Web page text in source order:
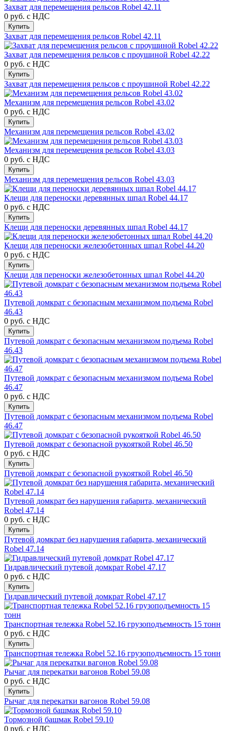
Захват для перемещения рельсов Robel 42.11
0 руб. с НДС
Купить
Захват для перемещения рельсов Robel 42.11
Захват для перемещения рельсов с проушиной Robel 42.22
0 руб. с НДС
Купить
Захват для перемещения рельсов с проушиной Robel 42.22
Механизм для перемещения рельсов Robel 43.02
0 руб. с НДС
Купить
Механизм для перемещения рельсов Robel 43.02
Механизм для перемещения рельсов Robel 43.03
0 руб. с НДС
Купить
Механизм для перемещения рельсов Robel 43.03
Клещи для переноски деревянных шпал Robel 44.17
0 руб. с НДС
Купить
Клещи для переноски деревянных шпал Robel 44.17
Клещи для переноски железобетонных шпал Robel 44.20
0 руб. с НДС
Купить
Клещи для переноски железобетонных шпал Robel 44.20
Путевой домкрат с безопасным механизмом подъема Robel
46.43
0 руб. с НДС
Купить
Путевой домкрат с безопасным механизмом подъема Robel
46.43
Путевой домкрат с безопасным механизмом подъема Robel
46.47
0 руб. с НДС
Купить
Путевой домкрат с безопасным механизмом подъема Robel
46.47
Путевой домкрат с безопасной рукояткой Robel 46.50
0 руб. с НДС
Купить
Путевой домкрат с безопасной рукояткой Robel 46.50
Путевой домкрат без нарушения габарита, механический
Robel 47.14
0 руб. с НДС
Купить
Путевой домкрат без нарушения габарита, механический
Robel 47.14
Гидравлический путевой домкрат Robel 47.17
0 руб. с НДС
Купить
Гидравлический путевой домкрат Robel 47.17
Транспортная тележка Robel 52.16 грузоподъемность 15 тонн
0 руб. с НДС
Купить
Транспортная тележка Robel 52.16 грузоподъемность 15 тонн
Рычаг для перекатки вагонов Robel 59.08
0 руб. с НДС
Купить
Рычаг для перекатки вагонов Robel 59.08
Тормозной башмак Robel 59.10
0 руб. с НДС